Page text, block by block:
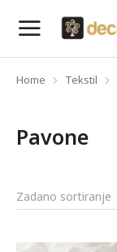
You are here:
Home Tekstil
Pavone